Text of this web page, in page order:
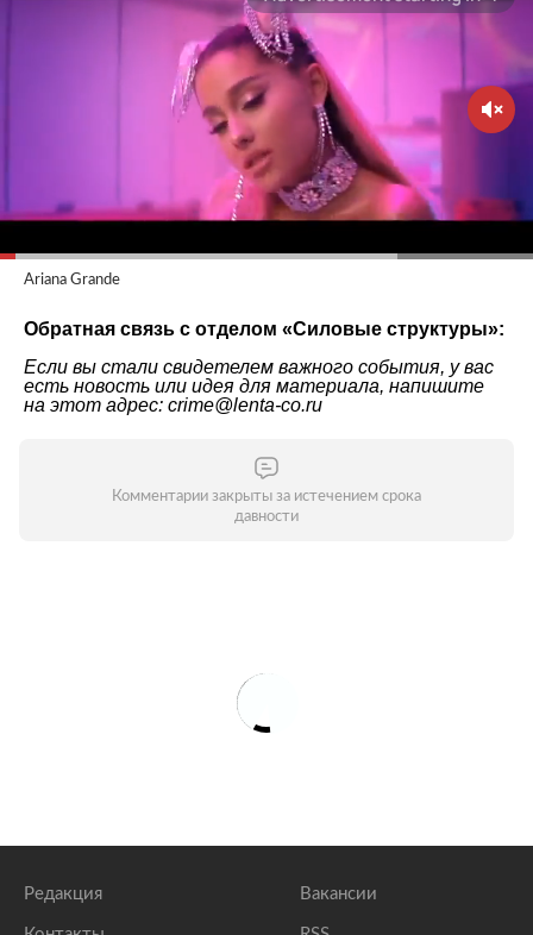
Ariana Grande
Обратная связь с отделом «Силовые структуры»:
Если вы стали свидетелем важного события, у вас
есть новость или идея для материала, напишите
на этот адрес: crime@lenta-co.ru
Комментарии закрыты за истечением срока
давности
Редакция Вакансии